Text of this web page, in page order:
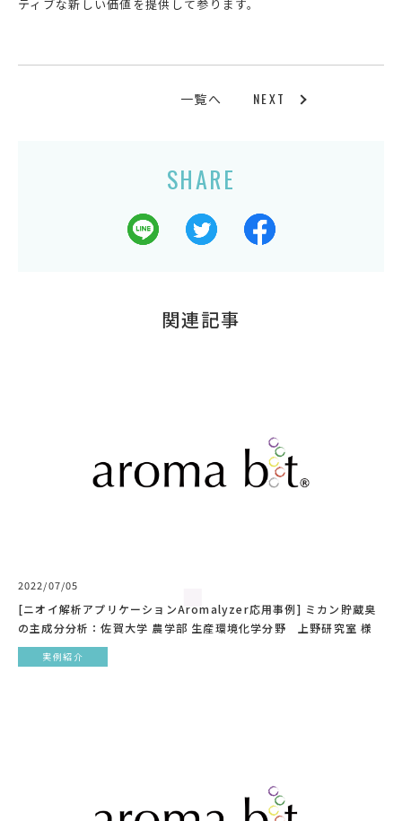
ティブな新しい価値を提供して参ります。
一覧へ NEXT
SHARE
関連記事
2022/07/05
[ニオイ解析アプリケーションAromalyzer応用事例] ミカン貯蔵臭
の主成分分析：佐賀大学 農学部 生産環境化学分野 上野研究室 様
実例紹介